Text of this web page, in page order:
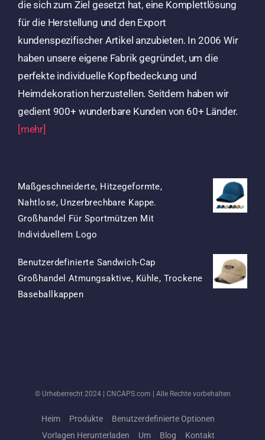
die sich zum Ziel gesetzt hat, eine Komplettlösung
für die Herstellung und den Export
kundenspezifischer Artikel anzubieten. In 2006 Wir
haben unsere eigene Fabrik gegründet, um die
perfekte individuelle Kopfbedeckung und
Heimdekoration herzustellen. Seitdem haben wir
gedient 900+ wunderbare Kunden von 60+ Länder.
[mehr]
Maßgeschneiderte, Hitzegeformte,
Nahtlose, Unzerbrechbare Kappe.
Großhandel Für Sportmützen Mit
Individuellem Logo
War:
$15.50
Ist:
$7.50.
Benutzerdefinierte Sandwich-Cap
Großhandel Atmungsaktive, Kühle, Trockene
BaseballkappenUrsprünglicher
Aktueller
© Urheberrecht 2024 | CNCAPS.com | Alle Rechte vorbehalten
Heim Produkte
Benutzerdefinierte Optionen
Vorlagen Herunterladen
Um Blog Kontakt